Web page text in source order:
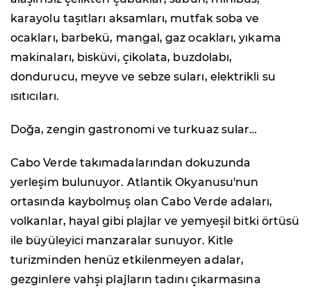
karayolu taşıtları aksamları, mutfak soba ve
ocakları, barbekü, mangal, gaz ocakları, yıkama
makinaları, bisküvi, çikolata, buzdolabı,
dondurucu, meyve ve sebze suları, elektrikli su
ısıtıcıları.
Doğa, zengin gastronomi ve turkuaz sular…
Cabo Verde takımadalarından dokuzunda
yerleşim bulunuyor. Atlantik Okyanusu'nun
ortasında kaybolmuş olan Cabo Verde adaları,
volkanlar, hayal gibi plajlar ve yemyeşil bitki örtüsü
ile büyüleyici manzaralar sunuyor. Kitle
turizminden henüz etkilenmeyen adalar,
gezginlere vahşi plajların tadını çıkarmasına